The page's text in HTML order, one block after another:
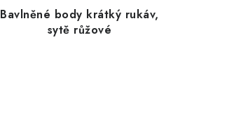
Bavlněné body krátký rukáv,
sytě růžové